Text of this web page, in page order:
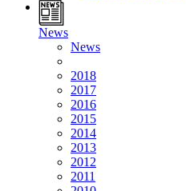
News
News
2018
2017
2016
2015
2014
2013
2012
2011